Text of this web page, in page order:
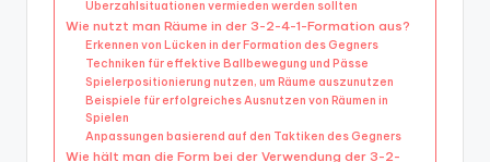
Überzahlsituationen vermieden werden sollten
Wie nutzt man Räume in der 3-2-4-1-Formation aus?
Erkennen von Lücken in der Formation des Gegners
Techniken für effektive Ballbewegung und Pässe
Spielerpositionierung nutzen, um Räume auszunutzen
Beispiele für erfolgreiches Ausnutzen von Räumen in
Spielen
Anpassungen basierend auf den Taktiken des Gegners
Wie hält man die Form bei der Verwendung der 3-2-